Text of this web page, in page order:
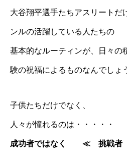
大谷翔平選手たちアスリートだ
ンルの活躍している人たちの
基本的なルーティンが、日々の
験の祝福によるものなんでしょ
子供たちだけでなく、
人々が憧れるのは・・・・・
成功者ではなく ≪ 挑戦